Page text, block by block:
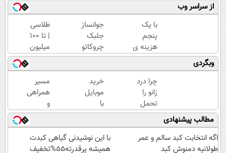
از سراسر وب
با یک
پنجم
هزینه ی
کاشت،
موهات رو
پرپشت
کن(شامپو
جلبک
سبز)
جوانساز
جلبک
چروکاتو
مثل اتو
صاف
میکنه
😍
طلاسی
| تا 100
میلیون
وام
آنی
خرید
طلا💰
ثبت
نام
کن!
وبگردی
چرا درد
زانو را
تحمل
می‌کنی؟
خیلی
ساده
خرید
موبایل
با
اسنپ
پی | در
۴
قسط
مسیر
همراهی
و
گزارش
عملکرد
گروه
اسنپ
مطالب پیشنهادی
اگه انتخابت کبد سالم و عمر
طولانیه دمنوش کبد
با این نوشیدنی گیاهی کبدت
همیشه پرقدرته55%تخفیف